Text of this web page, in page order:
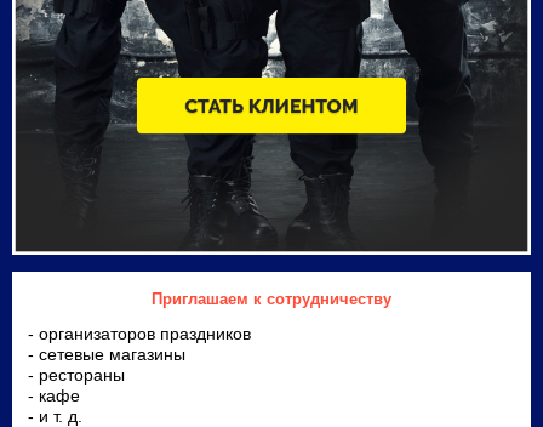
Приглашаем к сотрудничеству
- организаторов праздников
- сетевые магазины
- рестораны
- кафе
- и т. д.